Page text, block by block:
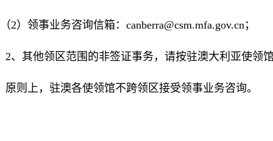
（2）领事业务咨询信箱：canberra@csm.mfa.gov.cn；
2、其他领区范围的非签证事务，请按驻澳大利亚使领
原则上，驻澳各使领馆不跨领区接受领事业务咨询。